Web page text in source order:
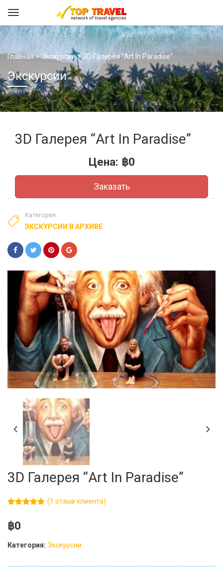
Главная Экскурсии 3D Галерея “Art In Paradise”
Экскурсии
3D Галерея “Art In Paradise”
Цена: ฿0
Заказать
Категория:
ЭКСКУРСИИ В АРХИВЕ
3D Галерея “Art In Paradise”
на основе
опроса
(1 отзыв клиента)
฿0
Категория: Экскурсии